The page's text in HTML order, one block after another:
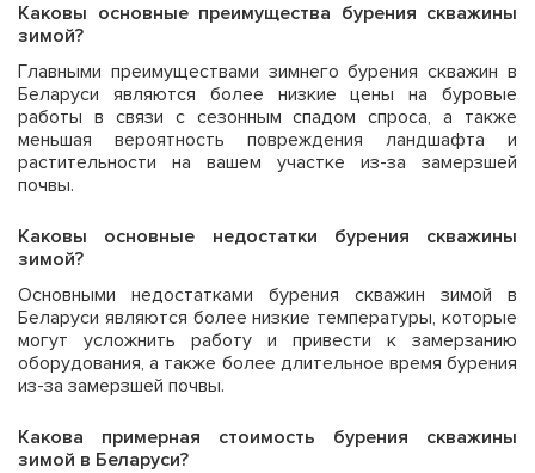
Каковы основные преимущества бурения скважины
зимой?
Главными преимуществами зимнего бурения скважин в
Беларуси являются более низкие цены на буровые
работы в связи с сезонным спадом спроса, а также
меньшая вероятность повреждения ландшафта и
растительности на вашем участке из-за замерзшей
почвы.
Каковы основные недостатки бурения скважины
зимой?
Основными недостатками бурения скважин зимой в
Беларуси являются более низкие температуры, которые
могут усложнить работу и привести к замерзанию
оборудования, а также более длительное время бурения
из-за замерзшей почвы.
Какова примерная стоимость бурения скважины
зимой в Беларуси?